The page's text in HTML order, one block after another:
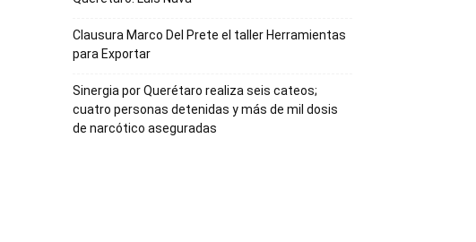
Clausura Marco Del Prete el taller Herramientas
para Exportar
Sinergia por Querétaro realiza seis cateos;
cuatro personas detenidas y más de mil dosis
de narcótico aseguradas